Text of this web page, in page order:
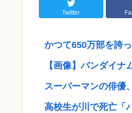
Twitter
かつて650万部を誇
【画像】バンダイ
スーパーマンの俳優
高校生が川で死亡「